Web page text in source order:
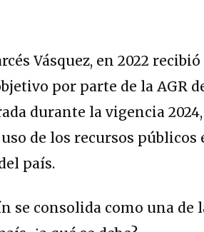
Vásquez, en 2022 recibió
por parte de la AGR
durante la vigencia
de los recursos públicos
país.